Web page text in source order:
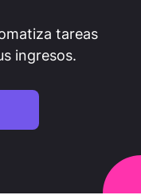
tareas
ingresos.